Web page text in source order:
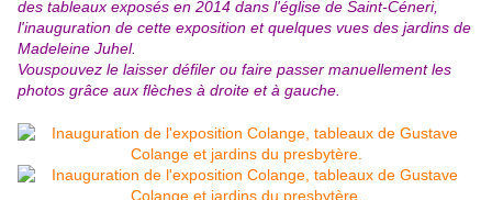
des tableaux exposés en 2014 dans l'église de Saint-Céneri,
l'inauguration de cette exposition et quelques vues des jardins de
Madeleine Juhel.
Vouspouvez le laisser défiler ou faire passer manuellement les
photos grâce aux flèches à droite et à gauche.